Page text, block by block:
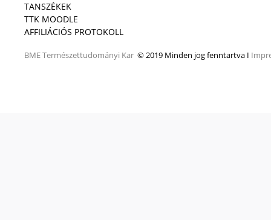
TANSZÉKEK
TTK MOODLE
AFFILIÁCIÓS PROTOKOLL
BMETermészettudományi Kar © 2019 Minden jog fenntartva I